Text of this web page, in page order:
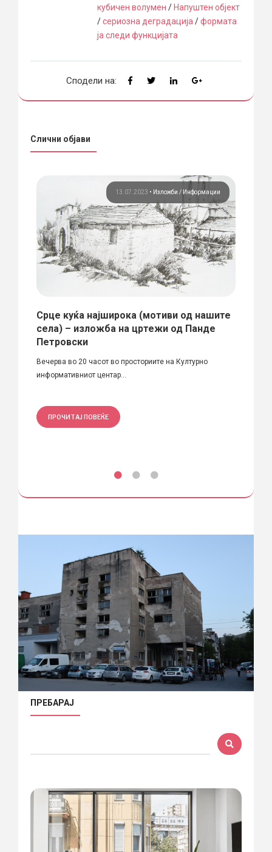
кубичен волумен /Напуштен објект
/сериозна деградација /формата
ја следи функцијата
Сподели на:
Слични објави
13.07.2023 • Изложби Информации
Срце куќа најширока (мотиви од нашите
села) – изложба на цртежи од Панде
Петровски
Вечерва во 20 часот во просториите на Културно
информативниот центар...
ПРОЧИТАЈ ПОВЕЌЕ
ПРЕБАРАЈ